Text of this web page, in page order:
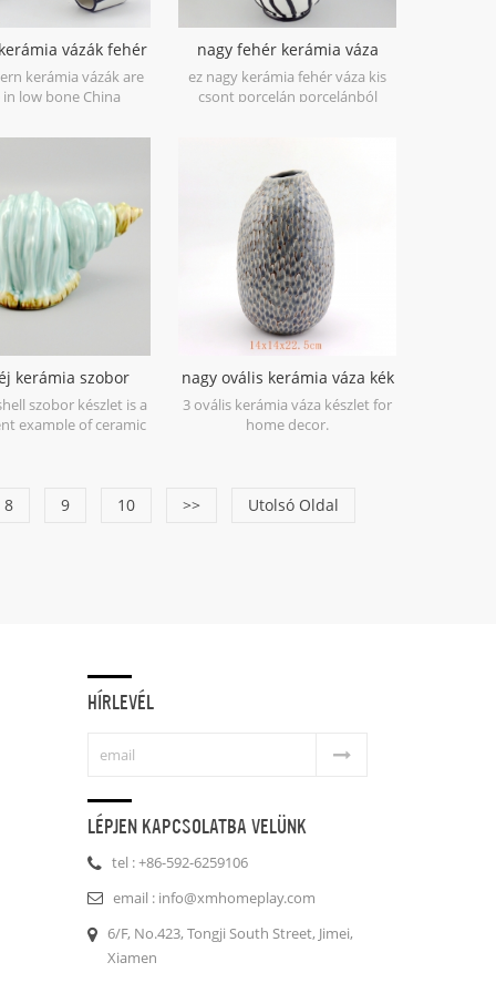
vázák fehér
és fekete
kerámia vázák are
in low bone China
objects. Can be
nagy fehér kerámia váza
fekete kézzel festett
vonalakkal
ez nagy kerámia fehér váza kis
csont porcelán porcelánból
kerámia szobor
készlet
szobor készlet is a
example of ceramic
nagy ovális kerámia váza kék
antik
3 ovális kerámia váza készlet for
home decor.
8 9 10 >> Utolsó Oldal
HÍRLEVÉL
LÉPJEN KAPCSOLATBA VELÜNK
tel : +86-592-6259106
email : info@xmhomeplay.com
6/F, No.423, Tongji South Street, Jimei,
Xiamen